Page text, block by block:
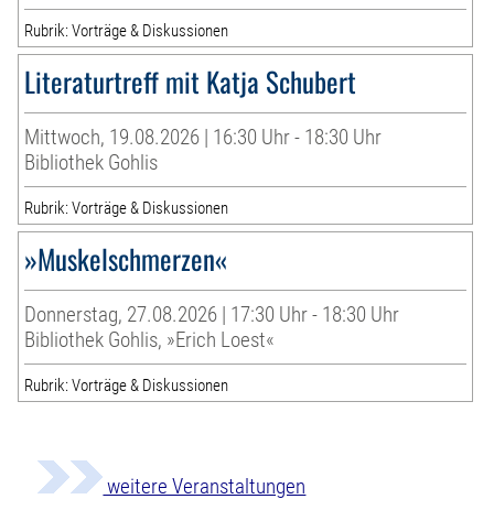
Rubrik: Vorträge & Diskussionen
Literaturtreff mit Katja Schubert
Mittwoch, 19.08.2026 | 16:30 Uhr - 18:30 Uhr
Bibliothek Gohlis
Rubrik: Vorträge & Diskussionen
»Muskelschmerzen«
Donnerstag, 27.08.2026 | 17:30 Uhr - 18:30 Uhr
Bibliothek Gohlis, »Erich Loest«
Rubrik: Vorträge & Diskussionen
weitere Veranstaltungen